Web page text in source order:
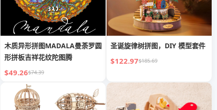
木质异形拼图MADALA曼荼罗圆
形拼板吉祥花纹陀图腾
$49.26$74.39
圣诞旋律树拼图，DIY 模型套件
$122.97$185.69